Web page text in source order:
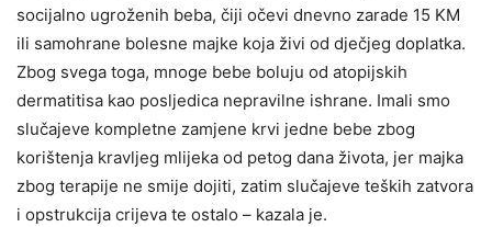
socijalno ugroženih beba, čiji očevi dnevno zarade 15 KM
ili samohrane bolesne majke koja živi od dječjeg doplatka.
Zbog svega toga, mnoge bebe boluju od atopijskih
dermatitisa kao posljedica nepravilne ishrane. Imali smo
slučajeve kompletne zamjene krvi jedne bebe zbog
korištenja kravljeg mlijeka od petog dana života, jer majka
zbog terapije ne smije dojiti, zatim slučajeve teških zatvora
i opstrukcija crijeva te ostalo – kazala je.